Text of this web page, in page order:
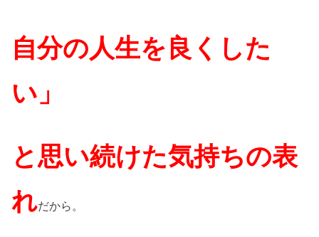
自分の人生を良くした
い」
と思い続けた気持ちの表
れだから。